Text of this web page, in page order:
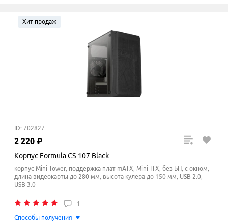
Хит продаж
ID: 702827
2 220 ₽
Корпус Formula CS-107 Black
корпус Mini-Tower, поддержка плат mATX, Mini-ITX, без БП, с окном,
длина видеокарты до 280 мм, высота кулера до 150 мм, USB 2.0,
USB 3.0
1
Способы получения